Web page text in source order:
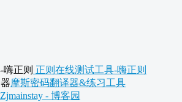
正则在线测试工具-嗨正则
摩斯密码翻译器&练习工具
Zjmainstay - 博客园